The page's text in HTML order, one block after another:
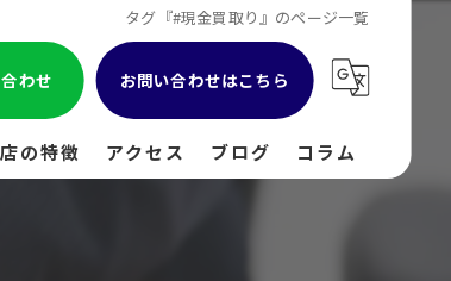
タグ『#現金買取り』のページ一覧
わせ お問い合わせはこちら
の特徴 アクセス ブログ コラム